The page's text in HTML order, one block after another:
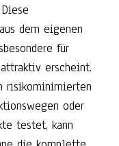
dem eigenen
für
erscheint.
risikominimierten
oder
testet, kann